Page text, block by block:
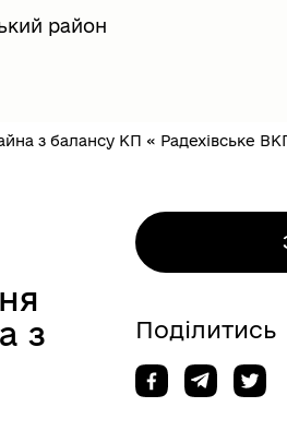
район
з балансу КП « Радехівське
з
Поділитись